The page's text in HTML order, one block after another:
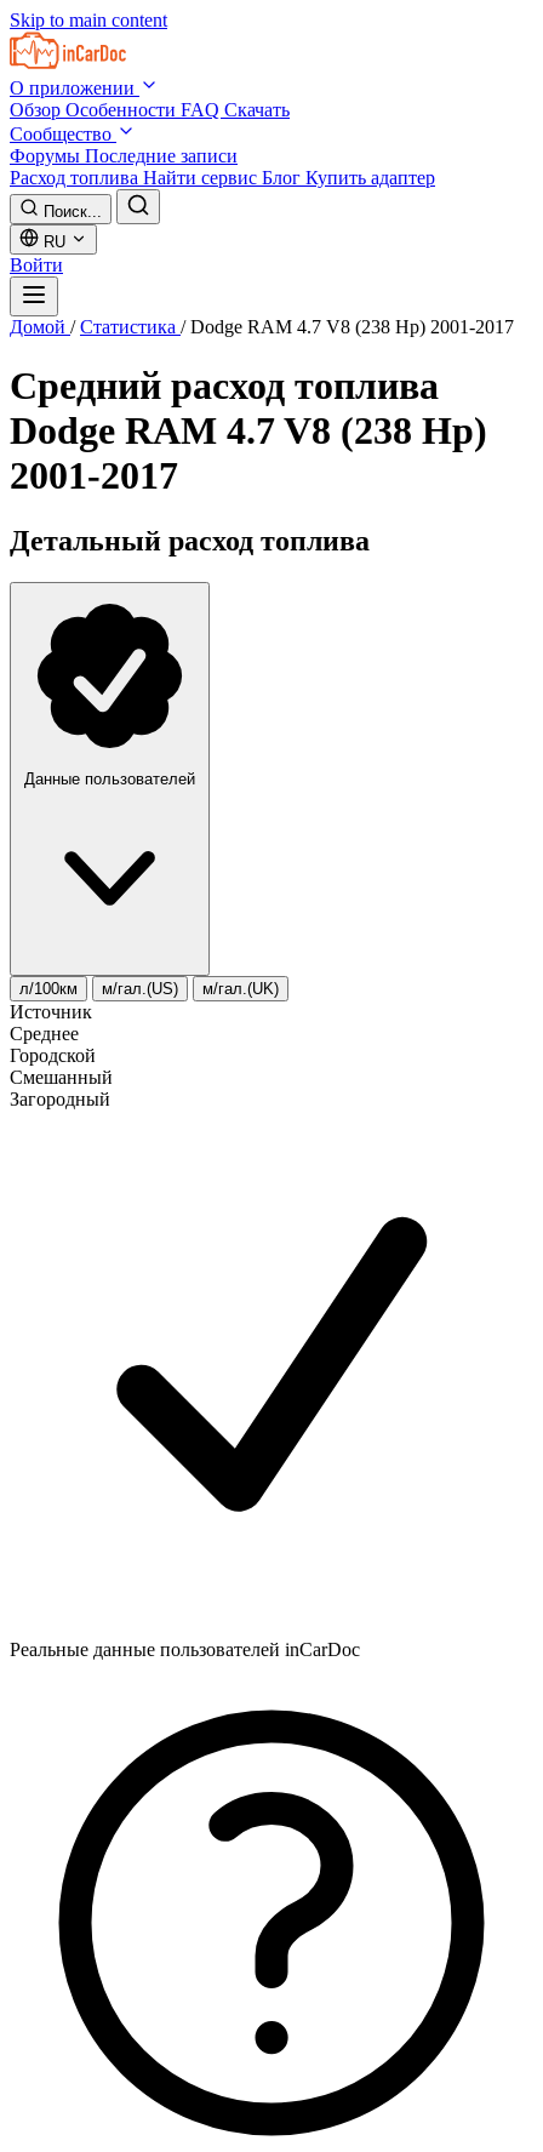
Skip to main content
О приложении
Обзор Особенности FAQ Скачать
Сообщество
Форумы Последние записи
Расход топлива Найти сервис Блог Купить адаптер
Поиск...
RU
Войти
Домой / Статистика / Dodge RAM 4.7 V8 (238 Hp) 2001-2017
Средний расход топлива
Dodge RAM 4.7 V8 (238 Hp)
2001-2017
Детальный расход топлива
Данные пользователей
л/100км м/гал.(US) м/гал.(UK)
Источник
Среднее
Городской
Смешанный
Загородный
Реальные данные пользователей inCarDoc